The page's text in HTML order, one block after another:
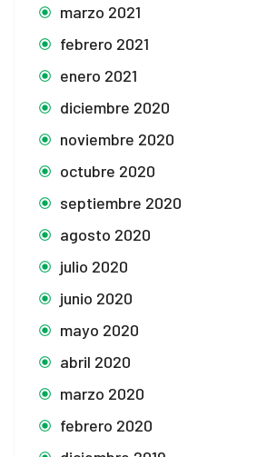
marzo 2021
febrero 2021
enero 2021
diciembre 2020
noviembre 2020
octubre 2020
septiembre 2020
agosto 2020
julio 2020
junio 2020
mayo 2020
abril 2020
marzo 2020
febrero 2020